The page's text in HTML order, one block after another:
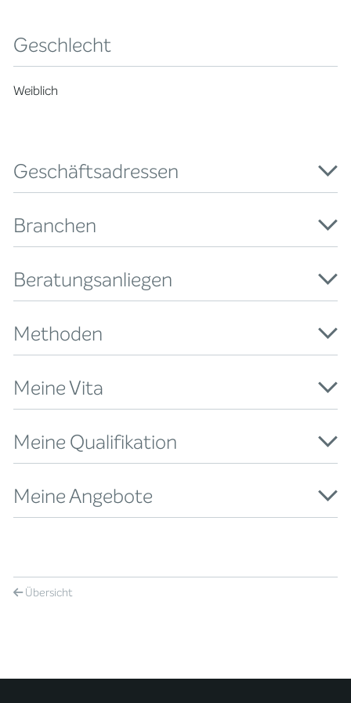
Geschlecht
Weiblich
Geschäftsadressen
Branchen
Beratungsanliegen
Methoden
Meine Vita
Meine Qualifikation
Meine Angebote
Übersicht